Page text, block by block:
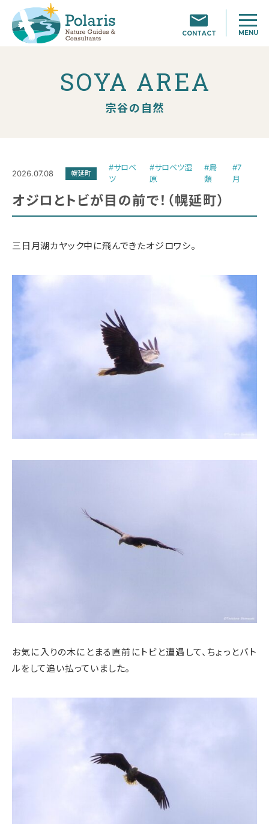
CONTACT MENU
SOYA AREA
宗谷の自然
2026.07.08 幌延町
#サロベ
ツ
#サロベツ湿
原
#鳥
類
#7
月
オジロとトビが目の前で！（幌延町）
三日月湖カヤック中に飛んできたオジロワシ。
お気に入りの木にとまる直前にトビと遭遇して、ちょっとバト
ルをして追い払っていました。